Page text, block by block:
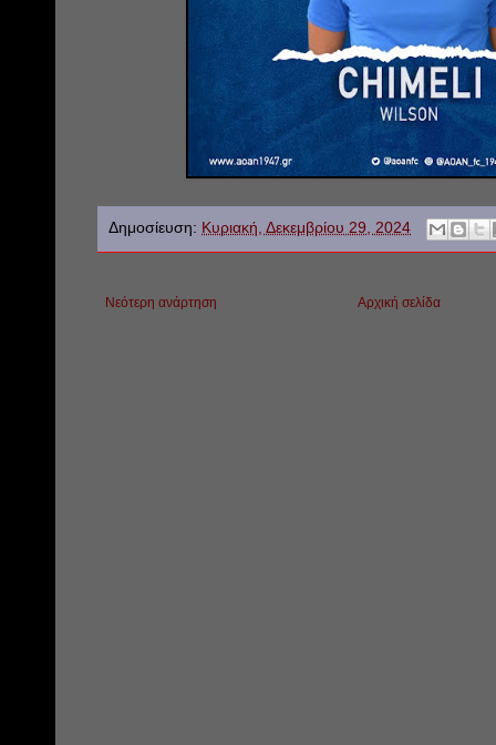
Δημοσίευση: Κυριακή, Δεκεμβρίου 29, 2024
Νεότερη ανάρτηση Αρχική σελίδα